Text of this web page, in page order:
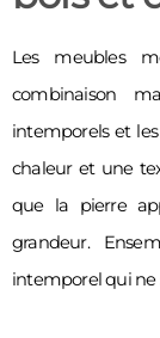
Les meubles
combinaison
intemporels et
chaleur et une
que la pierre
grandeur.
intemporel qui ne